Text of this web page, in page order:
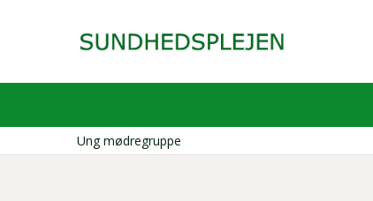
hovedindhold
Ung mødregruppe